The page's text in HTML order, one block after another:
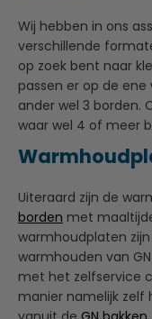
Wij hebben in ons
verschillende
op zoek bent naar
passen er op de
ander wel 3 borden.
waar wel 4 of meer
Uiteraard zijn de
borden met
warmhoudplaten
warmhouden van
met het zelfservice
manier namelijk zelf